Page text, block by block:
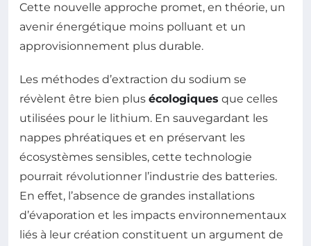
Cette nouvelle approche promet, en théorie, un
avenir énergétique moins polluant et un
approvisionnement plus durable.
Les méthodes d’extraction du sodium se
révèlent être bien plus écologiques que celles
utilisées pour le lithium. En sauvegardant les
nappes phréatiques et en préservant les
écosystèmes sensibles, cette technologie
pourrait révolutionner l’industrie des batteries.
En effet, l’absence de grandes installations
d’évaporation et les impacts environnementaux
liés à leur création constituent un argument de